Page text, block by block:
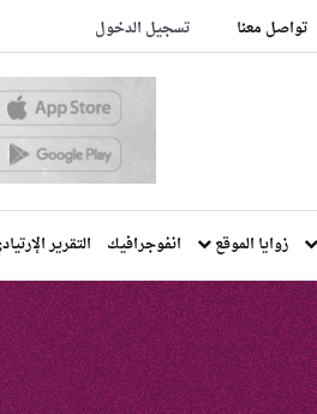
تواصل معنا تسجيل الدخول
زوايا الموقع انفوجرافيك التقرير